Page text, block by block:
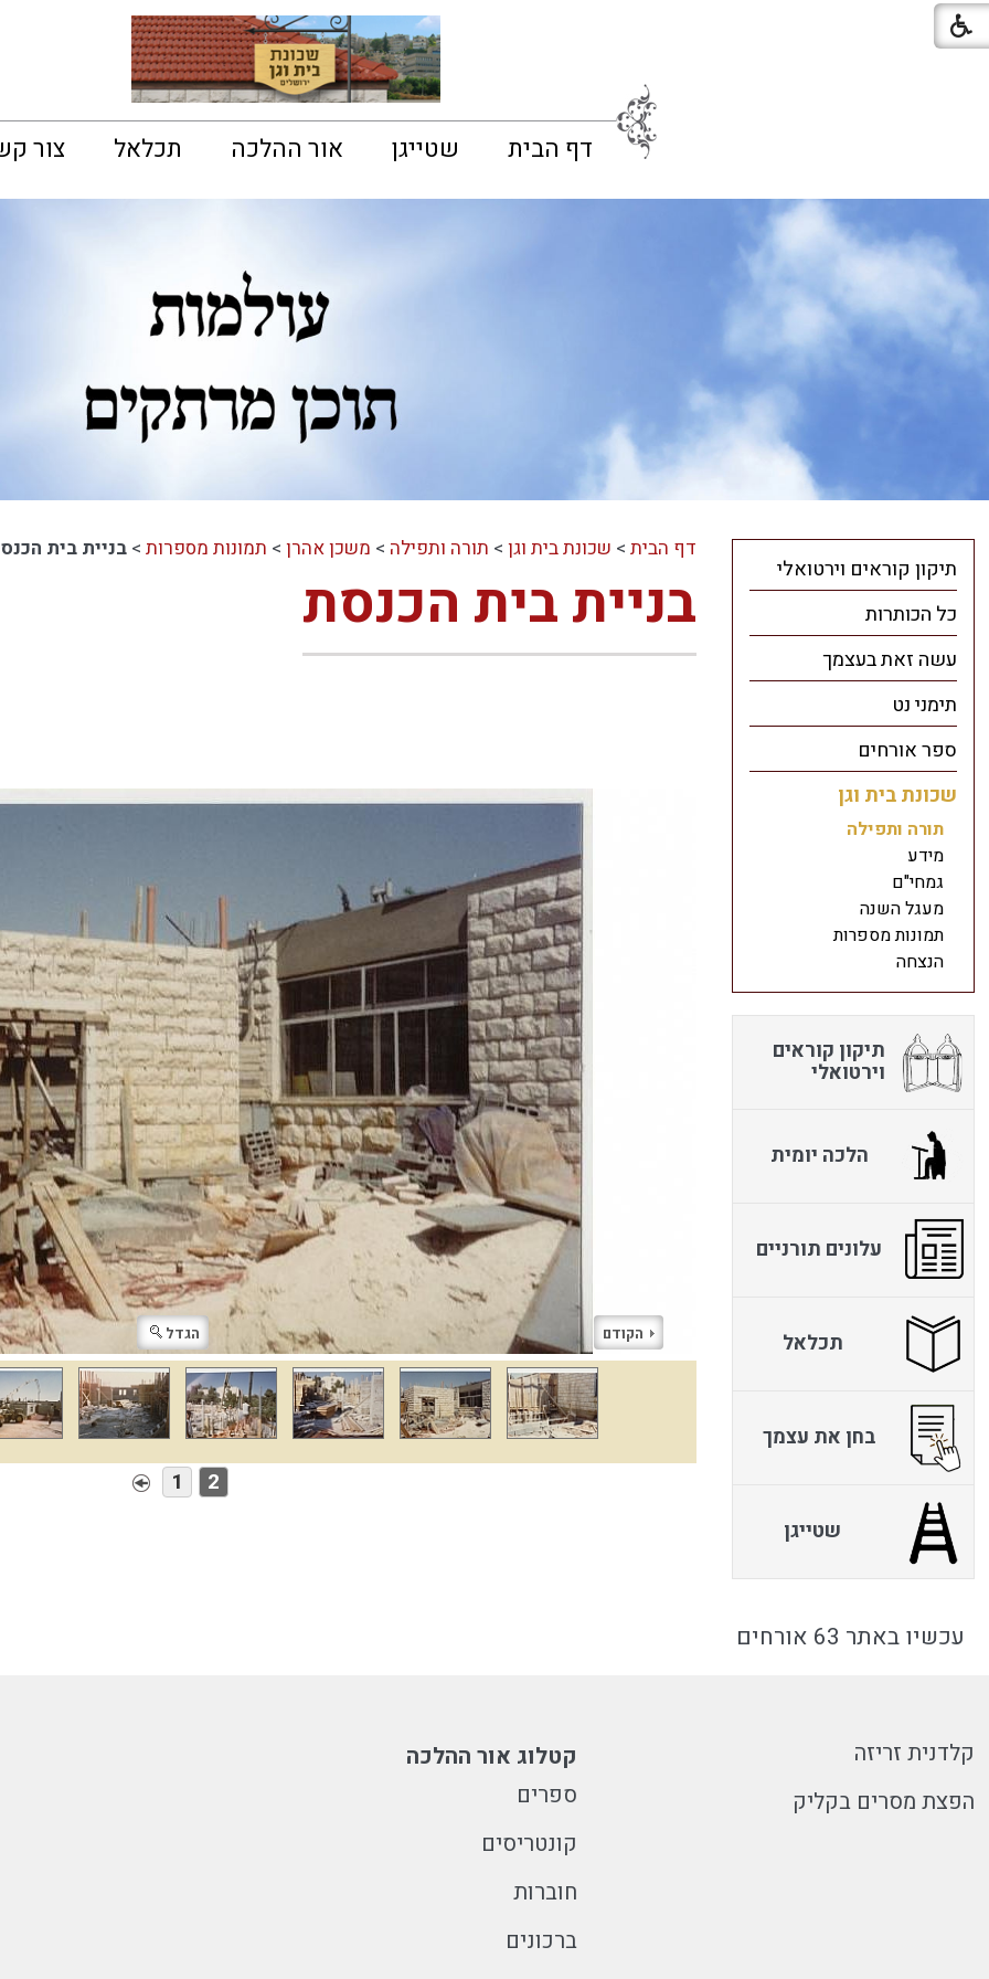
דף הבית שטייגן אור ההלכה תכלאל צור
דף הבית> שכונת בית וגן> תורה ותפילה > משכן אהרן> תמונות מספרות> בניית בית
בניית בית הכנסת
הקודם הגדל
1 2
תיקון קוראים וירטואלי
כל הכותרות
עשה זאת בעצמך
תימני נט
ספר אורחים
שכונת בית וגן
תורה ותפילה
מידע
גמחי"ם
מעגל השנה
תמונות מספרות
הנצחה
תיקון קוראים
וירטואלי
הלכה יומית
עלונים תורניים
תכלאל
בחן את עצמך
שטייגן
עכשיו באתר 63 אורחים
קלדנית זריזה
הפצת מסרים בקליק
קטלוג אור ההלכה
ספרים
קונטריסים
חוברות
ברכונים